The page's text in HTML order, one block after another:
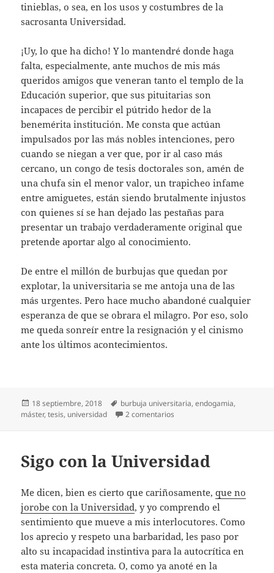
tinieblas, o sea, en los usos y costumbres de la
sacrosanta Universidad.
¡Uy, lo que ha dicho! Y lo mantendré donde haga
falta, especialmente, ante muchos de mis más
queridos amigos que veneran tanto el templo de la
Educación superior, que sus pituitarias son
incapaces de percibir el pútrido hedor de la
benemérita institución. Me consta que actúan
impulsados por las más nobles intenciones, pero
cuando se niegan a ver que, por ir al caso más
cercano, un congo de tesis doctorales son, amén de
una chufa sin el menor valor, un trapicheo infame
entre amiguetes, están siendo brutalmente injustos
con quienes sí se han dejado las pestañas para
presentar un trabajo verdaderamente original que
pretende aportar algo al conocimiento.
De entre el millón de burbujas que quedan por
explotar, la universitaria se me antoja una de las
más urgentes. Pero hace mucho abandoné cualquier
esperanza de que se obrara el milagro. Por eso, solo
me queda sonreír entre la resignación y el cinismo
ante los últimos acontecimientos.
Publicado
el
18 septiembre, 2018 Etiquetas
burbuja universitaria,endogamia,
máster,tesis, universidad 2 comentarios
Sigo con la Universidad
Me dicen, bien es cierto que cariñosamente,que no
jorobe con la Universidad, y yo comprendo el
sentimiento que mueve a mis interlocutores. Como
los aprecio y respeto una barbaridad, les paso por
alto su incapacidad instintiva para la autocrítica en
esta materia concreta. O, como ya anoté en la